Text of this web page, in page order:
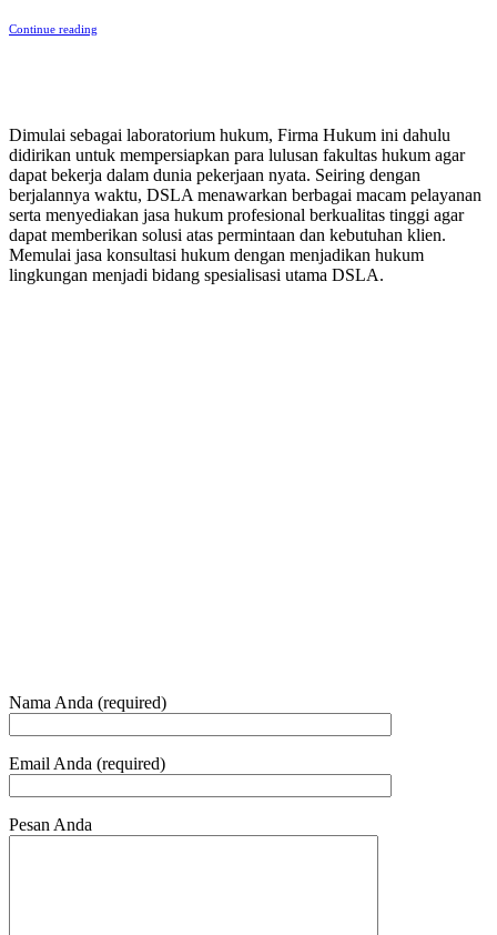
Continue reading
Dimulai sebagai laboratorium hukum, Firma Hukum ini dahulu
didirikan untuk mempersiapkan para lulusan fakultas hukum agar
dapat bekerja dalam dunia pekerjaan nyata. Seiring dengan
berjalannya waktu, DSLA menawarkan berbagai macam pelayanan
serta menyediakan jasa hukum profesional berkualitas tinggi agar
dapat memberikan solusi atas permintaan dan kebutuhan klien.
Memulai jasa konsultasi hukum dengan menjadikan hukum
lingkungan menjadi bidang spesialisasi utama DSLA.
Nama Anda (required)
Email Anda (required)
Pesan Anda